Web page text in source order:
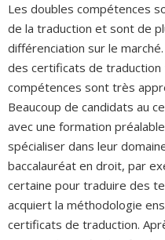
Les doubles compétences
de la traduction et sont de
différenciation sur le
des certificats de traduction
compétences sont très
Beaucoup de candidats au
avec une formation
spécialiser dans leur
baccalauréat en droit, par
certaine pour traduire des
acquiert la méthodologie
certificats de traduction.